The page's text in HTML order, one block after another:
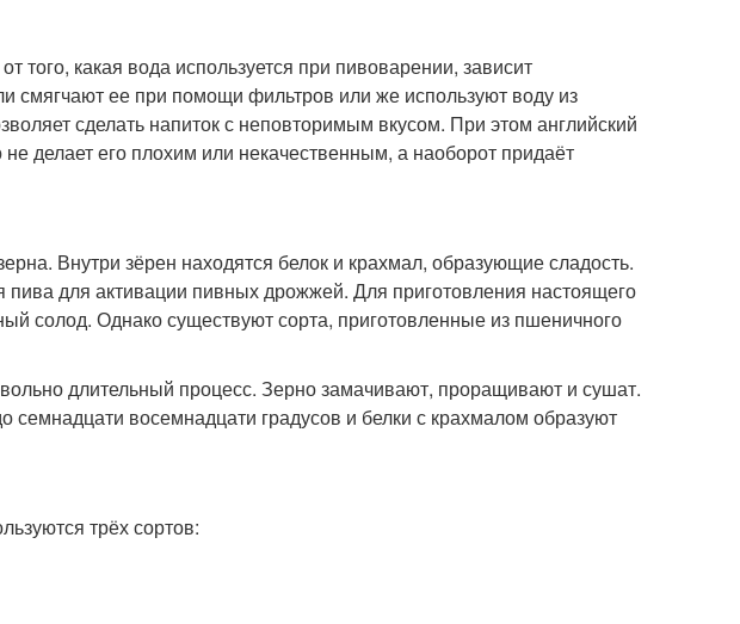
того, какая вода используется при пивоварении, зависит
смягчают ее при помощи фильтров или же используют воду из
сделать напиток с неповторимым вкусом. При этом английский
делает его плохим или некачественным, а наоборот придаёт
Внутри зёрен находятся белок и крахмал, образующие сладость.
для активации пивных дрожжей. Для приготовления настоящего
солод. Однако существуют сорта, приготовленные из пшеничного
длительный процесс. Зерно замачивают, проращивают и сушат.
семнадцати восемнадцати градусов и белки с крахмалом образуют
трёх сортов: